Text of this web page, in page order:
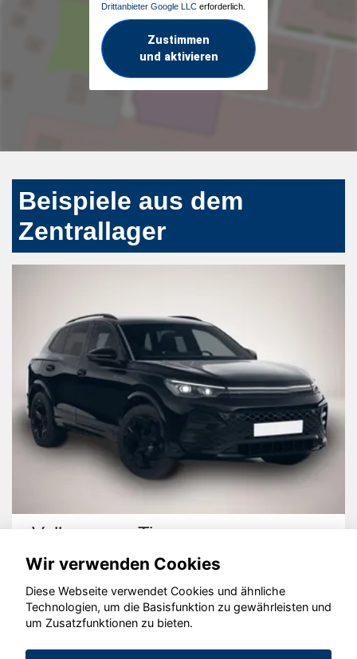
Drittanbieter Google LLC erforderlich.
Zustimmen
und aktivieren
Beispiele aus dem
Zentrallager
Volkswagen Tiguan
© konjunkturmotor.de GmbH 2020 - 2026
Wir verwenden Cookies
Diese Webseite verwendet Cookies und ähnliche
Technologien, um die Basisfunktion zu gewährleisten und
um Zusatzfunktionen zu bieten.